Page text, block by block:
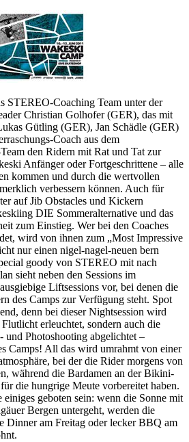
STEREO-Coaching Team unter der
Christian Golhofer (GER), das mit
Gütling (GER), Jan Schädle (GER)
Coach aus dem
den Ridern mit Rat und Tat zur
Anfänger oder Fortgeschrittene – alle
kommen und durch die wertvollen
verbessern können. Auch für
auf Jib Obstacles und Kickern
DIE Sommeralternative und das
zum Einstieg. Wer bei den Coaches
wird von ihnen zum „Most Impressive
nur einen nigel-nagel-neuen bern
goody von STEREO mit nach
sieht neben den Sessions im
Liftsessions vor, bei denen die
des Camps zur Verfügung steht. Spot
denn bei dieser Nightsession wird
erleuchtet, sondern auch die
und Photoshooting abgelichtet –
Camps! All das wird umrahmt von einer
bei der die Rider morgens von
während die Bardamen an der Bikini-
die hungrige Meute vorbereitet haben.
einiges geboten sein: wenn die Sonne mit
Bergen untergeht, werden die
Dinner am Freitag oder lecker BBQ am